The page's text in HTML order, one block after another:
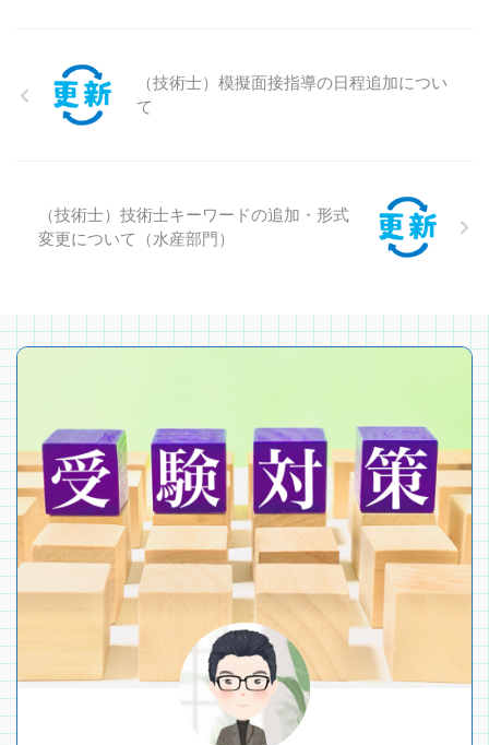
（技術士）模擬面接指導の日程追加につい
て
（技術士）技術士キーワードの追加・形式
変更について（水産部門）